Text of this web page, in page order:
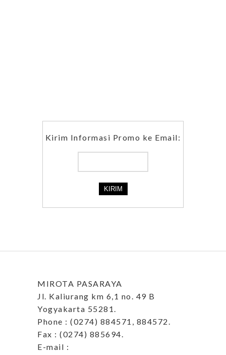
Kirim Informasi Promo ke Email:
MIROTA PASARAYA
Jl. Kaliurang km 6,1 no. 49 B
Yogyakarta 55281.
Phone : (0274) 884571, 884572.
Fax : (0274) 885694.
E-mail :